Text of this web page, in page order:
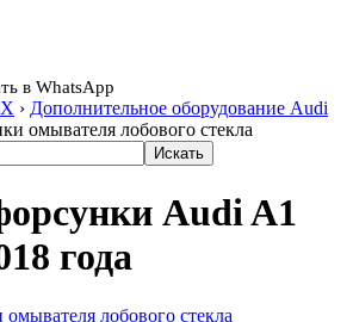
в WhatsApp
› Дополнительное оборудование Audi
омывателя лобового стекла
Audi A1
года